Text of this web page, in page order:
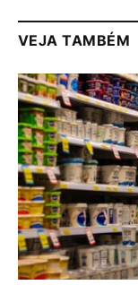
VEJA TAMBÉM